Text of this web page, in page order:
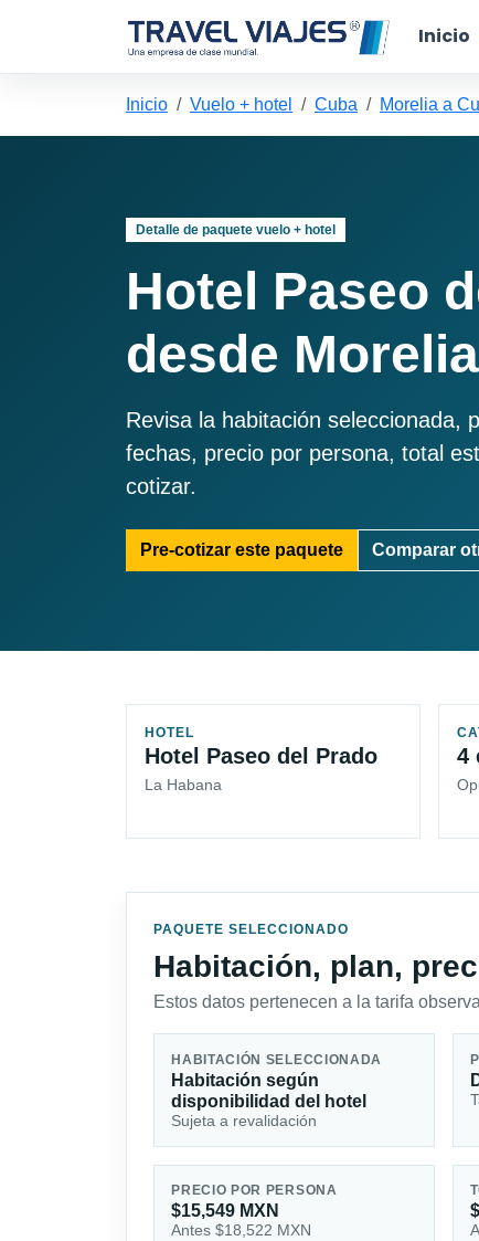
Inicio
Inicio Vuelo + hotel Cuba Morelia a
Detalle de paquete vuelo + hotel
Hotel Paseo
desde
Revisa la habitación seleccionada,
fechas, precio por persona, total
cotizar.
Pre-cotizar este paquete Comparar
HOTEL
Hotel Paseo del Prado
La Habana
4
PAQUETE SELECCIONADO
Habitación, plan,
Estos datos pertenecen a la tarifa
HABITACIÓN SELECCIONADA
Habitación según
disponibilidad del hotel
Sujeta a revalidación
PRECIO POR PERSONA
$15,549 MXN
Antes $18,522 MXN